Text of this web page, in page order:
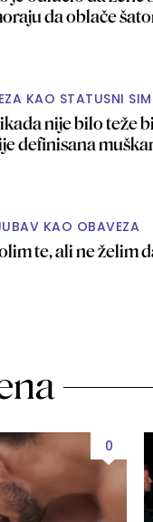
da oblače
KAO STATUSNI
nije bilo teže
definisana
KAO OBAVEZA
te, ali ne želim
0